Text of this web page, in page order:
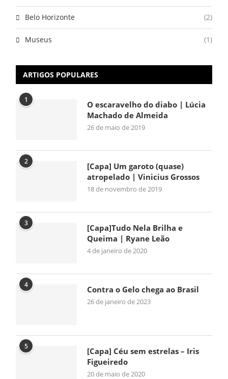
Belo Horizonte (2)
Museus (1)
ARTIGOS POPULARES
1
O escaravelho do diabo | Lúcia
Machado de Almeida
26 de maio de 2019
2
[Capa] Um garoto (quase)
atropelado | Vinicius Grossos
18 de novembro de 2019
3
[Capa]Tudo Nela Brilha e
Queima | Ryane Leão
4 de janeiro de 2020
4 Contra o Gelo chega ao Brasil
26 de janeiro de 2023
5
[Capa] Céu sem estrelas – Iris
Figueiredo
20 de maio de 2020